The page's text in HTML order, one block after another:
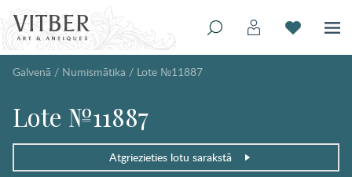
Galvenā / Numismātika / Lote №11887
Lote №11887
Atgriezieties lotu sarakstā